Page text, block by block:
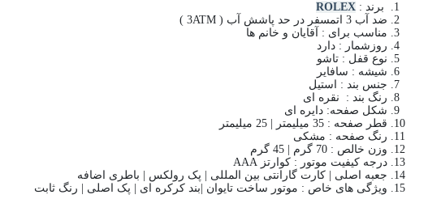
برند :ROLEX
ضد آب 3 اتمسفر در حد پاشش آب ( 3ATM )
مناسب برای : آقایان و خانم ها
روزشمار : دارد
نوع قفل : تاشو
شیشه : سافایر
جنس بند : استیل
رنگ بند : نقره ای
شکل صفحه: دایره ای
قطر صفحه : 35 میلیمتر | 25 میلیمتر
رنگ صفحه : مشکی
وزن خالص : 70 گرم | 45 گرم
درجه کیفیت موتور : کوارتز AAA
جعبه اصلی | کارت گارانتی بین المللی | پک رولکس | باطری اضافه
ویژگی های خاص : موتور ساخت تایوان |بند کرکره ای | پک اصلی | رنگ ثابت